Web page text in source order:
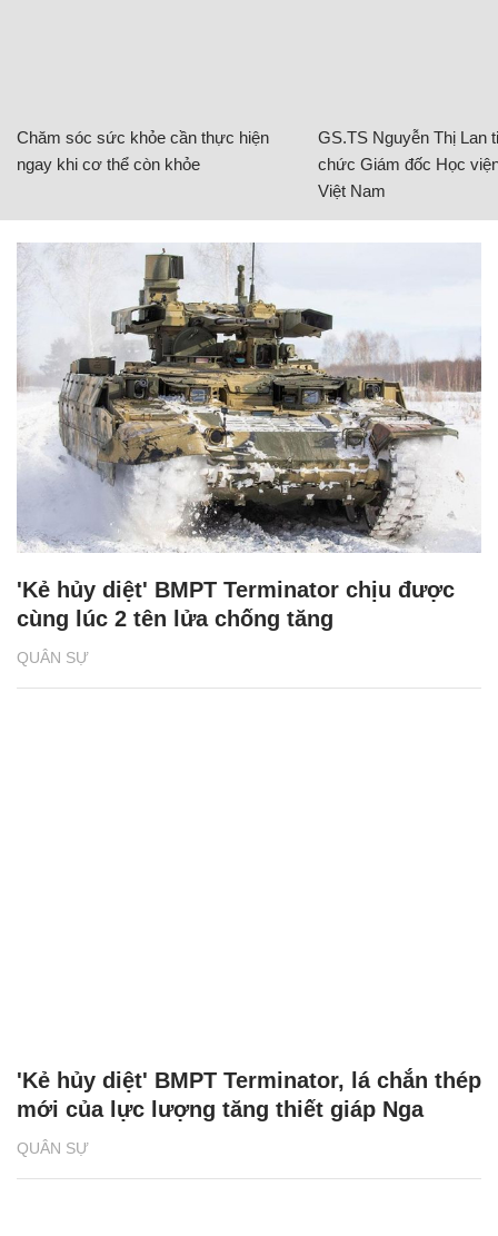
Chăm sóc sức khỏe cần thực hiện
ngay khi cơ thể còn khỏe
GS.TS Nguyễn Thị Lan
chức Giám đốc Học
Việt Nam
QUÂN SỰ
'Kẻ hủy diệt' BMPT Terminator chịu được
cùng lúc 2 tên lửa chống tăng
QUÂN SỰ
'Kẻ hủy diệt' BMPT Terminator, lá chắn thép
mới của lực lượng tăng thiết giáp Nga